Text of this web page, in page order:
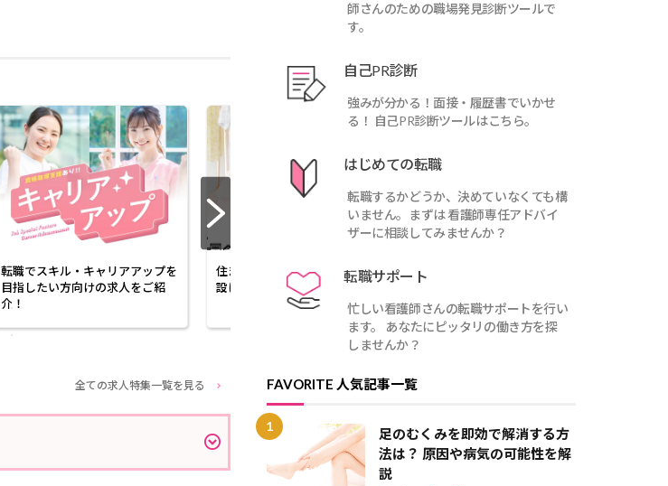
転職でスキル・キャリアアップを
目指したい方向けの求人をご紹
介！
住まいも安心♪寮・社宅付きの施
設に勤める魅力をご紹介！
全ての求人特集一覧を見る
師さんのための職場発見診断ツールで
す。
自己PR診断
強みが分かる！面接・履歴書でいかせ
る！ 自己PR診断ツールはこちら。
はじめての転職
転職するかどうか、決めていなくても構
いません。まずは 看護師専任アドバイ
ザーに相談してみませんか？
転職サポート
忙しい看護師さんの転職サポートを行い
ます。 あなたにピッタリの働き方を探
しませんか？
FAVORITE 人気記事一覧
足のむくみを即効で解消する方
法は？ 原因や病気の可能性を解
説